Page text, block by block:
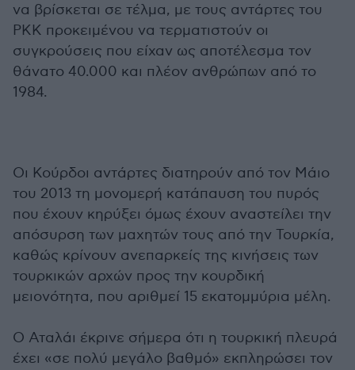
να βρίσκεται σε τέλμα, με τους αντάρτες του
ΡΚΚ προκειμένου να τερματιστούν οι
συγκρούσεις που είχαν ως αποτέλεσμα τον
θάνατο 40.000 και πλέον ανθρώπων από το
1984.
Οι Κούρδοι αντάρτες διατηρούν από τον Μάιο
του 2013 τη μονομερή κατάπαυση του πυρός
που έχουν κηρύξει όμως έχουν αναστείλει την
απόσυρση των μαχητών τους από την Τουρκία,
καθώς κρίνουν ανεπαρκείς της κινήσεις των
τουρκικών αρχών προς την κουρδική
μειονότητα, που αριθμεί 15 εκατομμύρια μέλη.
Ο Αταλάι έκρινε σήμερα ότι η τουρκική πλευρά
έχει «σε πολύ μεγάλο βαθμό» εκπληρώσει τον